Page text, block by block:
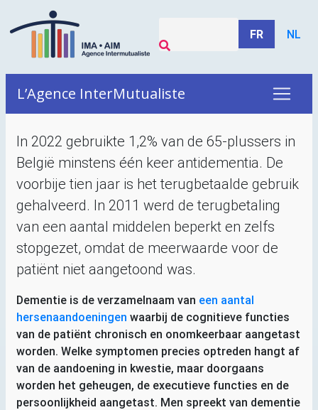
FR NL
L’Agence InterMutualiste
In 2022 gebruikte 1,2% van de 65-plussers in
België minstens één keer antidementia. De
voorbije tien jaar is het terugbetaalde gebruik
gehalveerd. In 2011 werd de terugbetaling
van een aantal middelen beperkt en zelfs
stopgezet, omdat de meerwaarde voor de
patiënt niet aangetoond was.
Dementie is de verzamelnaam van een aantal
hersenaandoeningen waarbij de cognitieve functies
van de patiënt chronisch en onomkeerbaar aangetast
worden. Welke symptomen precies optreden hangt af
van de aandoening in kwestie, maar doorgaans
worden het geheugen, de executieve functies en de
persoonlijkheid aangetast. Men spreekt van dementie